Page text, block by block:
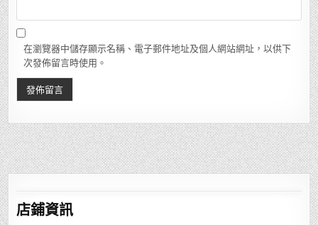
在瀏覽器中儲存顯示名稱、電子郵件地址及個人網站網址，以供下
次發佈留言時使用。
店鋪資訊